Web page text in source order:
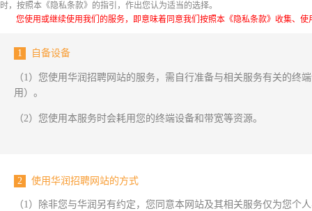
时，按照本《隐私条款》的指引，作出您认为适当的选择。
您使用或继续使用我们的服务，即意味着同意我们按照本《隐私条款》收集、
1 自备设备
（1）您使用华润招聘网站的服务，需自行准备与相关服务有关的
用）。
（2）您使用本服务时会耗用您的终端设备和带宽等资源。
2 使用华润招聘网站的方式
（1）除非您与华润另有约定，您同意本网站及其相关服务仅为您个